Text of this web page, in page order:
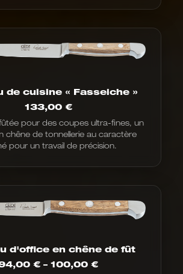
de cuisine « Fasseiche »
133,00 €
pour des coupes ultra-fines, un
chêne de tonnellerie au caractère
pour un travail de précision.
d'office en chêne de fût
€ – 100,00 €Fourchette